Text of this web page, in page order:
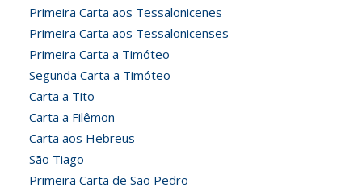
Primeira Carta aos Tessalonicenes
Primeira Carta aos Tessalonicenses
Primeira Carta a Timóteo
Segunda Carta a Timóteo
Carta a Tito
Carta a Filêmon
Carta aos Hebreus
São Tiago
Primeira Carta de São Pedro